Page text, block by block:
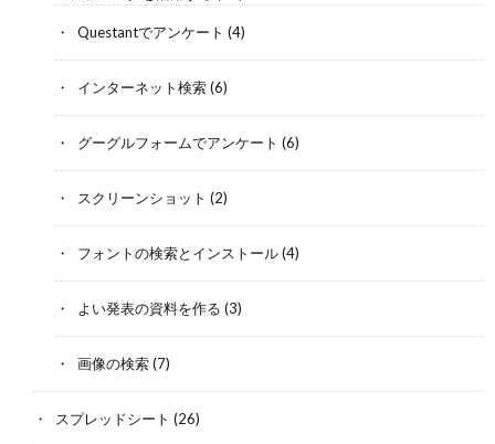
Questantでアンケート (4)
インターネット検索(6)
グーグルフォームでアンケート (6)
スクリーンショット (2)
フォントの検索とインストール(4)
よい発表の資料を作る (3)
画像の検索(7)
スプレッドシート (26)